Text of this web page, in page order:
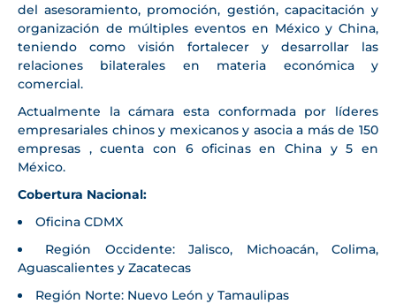
del asesoramiento, promoción, gestión, capacitación y
organización de múltiples eventos en México y China,
teniendo como visión fortalecer y desarrollar las
relaciones bilaterales en materia económica y
comercial.
Actualmente la cámara esta conformada por líderes
empresariales chinos y mexicanos y asocia a más de 150
empresas , cuenta con 6 oficinas en China y 5 en
México.
Cobertura Nacional:
Oficina CDMX
Región Occidente: Jalisco, Michoacán, Colima,
Aguascalientes y Zacatecas
Región Norte: Nuevo León y Tamaulipas